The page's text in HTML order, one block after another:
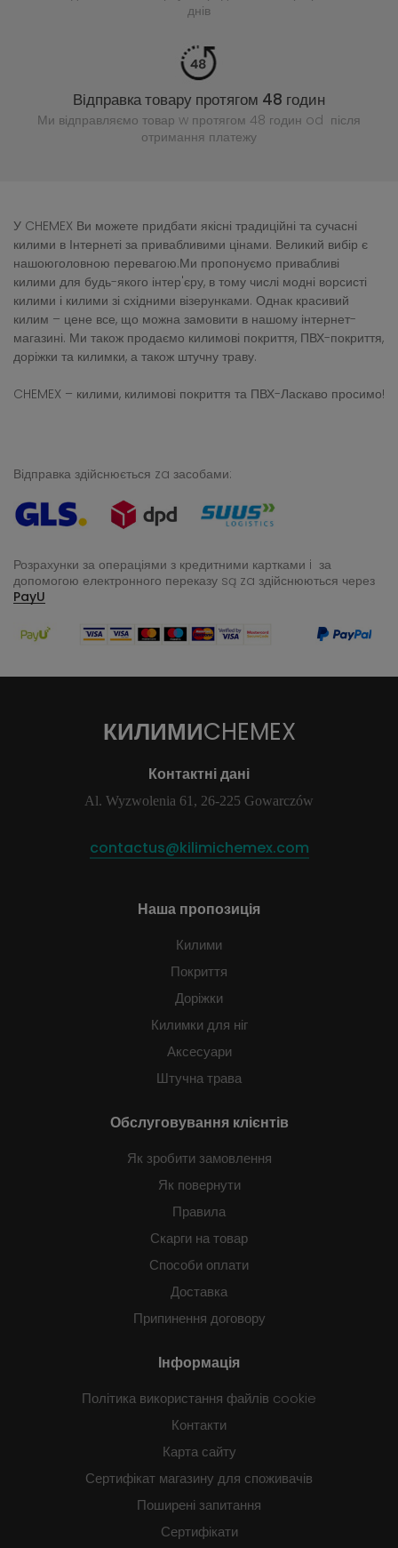
днів
Відправка товару протягом 48 годин
Ми відправляємо товар w протягом 48 годин od після
отримання платежу
У CHEMEX Ви можете придбати якісні традиційні та сучасні
килими в Інтернеті за привабливими цінами. Великий вибір є
нашоюголовною перевагою.Ми пропонуємо привабливі
килими для будь-якого інтер'єру, в тому числі модні ворсисті
килими і килими зі східними візерунками. Однак красивий
килим – цене все, що можна замовити в нашому інтернет-
магазині. Ми також продаємо килимові покриття, ПВХ-покриття,
доріжки та килимки, а також штучну траву.
CHEMEX – килими, килимові покриття та ПВХ-Ласкаво просимо!
Відправка здійснюється za засобами:
Розрахунки за операціями з кредитними картками i за
допомогою електронного переказу są za здійснюються через
PayU
КИЛИМИCHEMEX
Контактні дані
Al. Wyzwolenia 61, 26-225 Gowarczów
contactus@kilimichemex.com
Наша пропозиція
Килими
Покриття
Доріжки
Килимки для ніг
Аксесуари
Штучна трава
Обслуговування клієнтів
Як зробити замовлення
Як повернути
Правила
Скарги на товар
Способи оплати
Доставка
Припинення договору
Інформація
Політика використання файлів cookie
Контакти
Карта сайту
Сертифікат магазину для споживачів
Поширені запитання
Сертифікати